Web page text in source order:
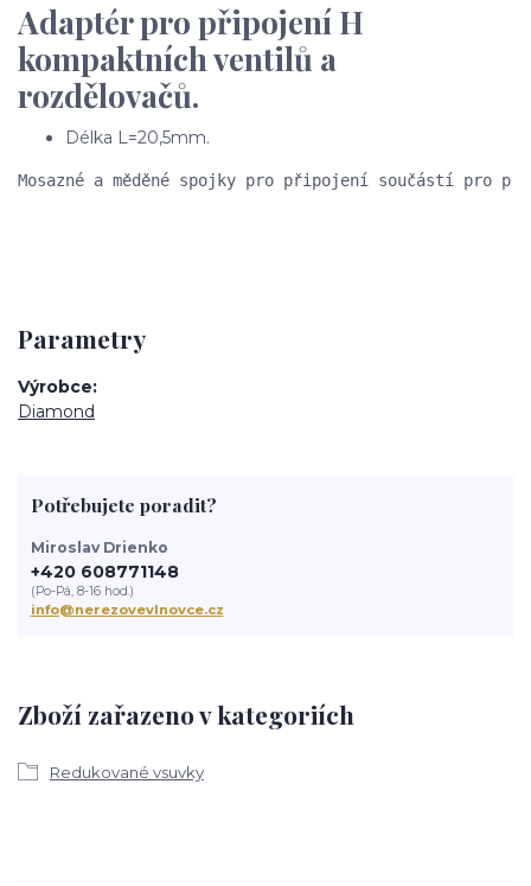
Adaptér pro připojení H
kompaktních ventilů a
rozdělovačů.
Délka L=20,5mm.
Mosazné a měděné spojky pro připojení součástí pro
Parametry
Výrobce
Diamond
Zboží zařazeno v kategoriích
Redukované vsuvky
Potřebujete poradit?
Miroslav Drienko
+420 608771148
(Po-Pá, 8-16 hod.)
info@nerezovevlnovce.cz